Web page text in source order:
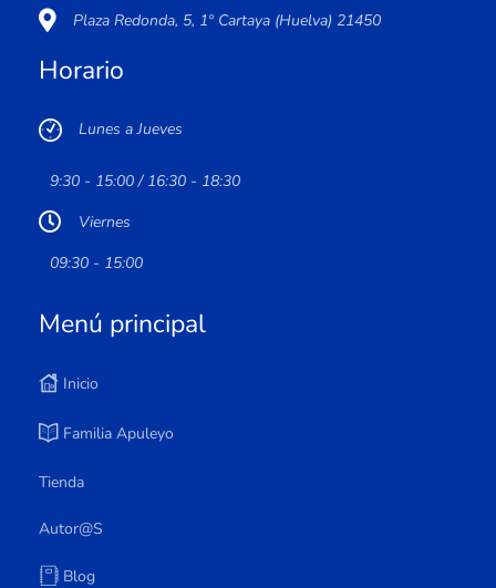
Plaza Redonda, 5, 1º Cartaya (Huelva) 21450
Horario
Lunes a Jueves
9:30 - 15:00 / 16:30 - 18:30
Viernes
09:30 - 15:00
Menú principal
Inicio
Familia Apuleyo
Tienda
Autor@s
Blog